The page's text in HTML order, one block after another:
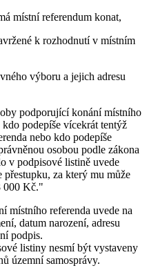
místní referendum konat,
k rozhodnutí v místním
výboru a jejich adresu
podporující konání místního
podepíše vícekrát tentýž
nebo kdo podepíše
osobou podle zákona
v podpisové listině uvede
přestupku, za který mu může
000 Kč."
místního referenda uvede na
datum narození, adresu
podpis.
listiny nesmí být vystaveny
územní samosprávy.